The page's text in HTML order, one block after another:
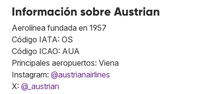
Información sobre Austrian
Aerolínea fundada en 1957
Código IATA: OS
Código ICAO: AUA
Principales aeropuertos: Viena
Instagram: @austrianairlines
X: @_austrian